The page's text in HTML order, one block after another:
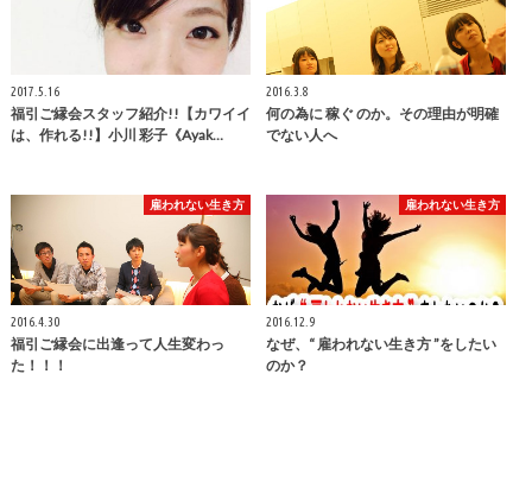
2017.5.16
福引ご縁会スタッフ紹介!!【カワイイ
は、作れる!!】小川 彩子《Ayak…
2016.3.8
何の為に 稼ぐ のか。その理由が明確
でない人へ
雇われない生き方
2016.4.30
福引ご縁会に出逢って人生変わっ
た！！！
雇われない生き方
2016.12.9
なぜ、“ 雇われない生き方 ”をしたい
のか？